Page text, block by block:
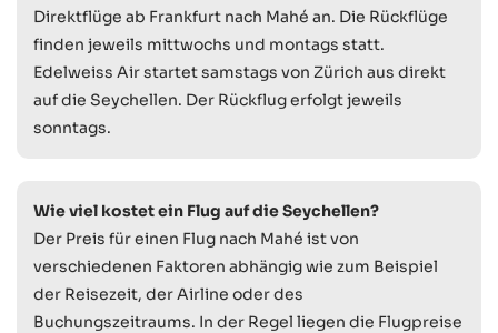
Direktflüge ab Frankfurt nach Mahé an. Die Rückflüge
finden jeweils mittwochs und montags statt.
Edelweiss Air startet samstags von Zürich aus direkt
auf die Seychellen. Der Rückflug erfolgt jeweils
sonntags.
Wie viel kostet ein Flug auf die Seychellen?
Der Preis für einen Flug nach Mahé ist von
verschiedenen Faktoren abhängig wie zum Beispiel
der Reisezeit, der Airline oder des
Buchungszeitraums. In der Regel liegen die Flugpreise